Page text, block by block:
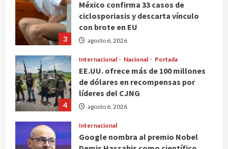
4
Internacional Nacional Portada
EE.UU. ofrece más de 100 millones
de dólares en recompensas por
agosto 6, 2026
Internacional
Google nombra al premio Nobel
Demis Hassabis como científico
agosto 6, 2026
Deportes Nacional